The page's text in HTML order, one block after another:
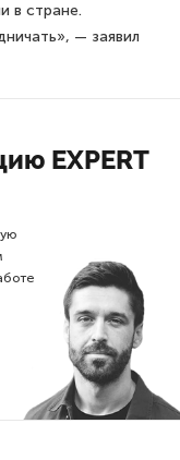
в стране.
— заявил
EXPERT